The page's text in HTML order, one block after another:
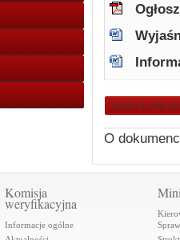
powrót do listy
O
Komisja
weryfikacyjna
Informacje ogólne